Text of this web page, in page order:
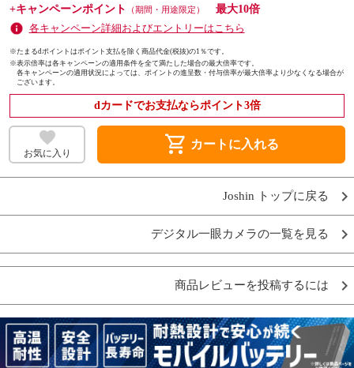
+キャンペーンポイント
（期間・用途限定）
最大10倍
各キャンペーン詳細およびエントリーはこちら
※たまるdポイントはポイント支払を除く商品代金(税抜)の1％です。
※表示倍率は各キャンペーンの適用条件を全て満たした場合の最大倍率です。
各キャンペーンの適用状況によっては、ポイントの進呈数・付与倍率が最大倍率より少なくなる場合が
ございます。
dカードでお支払ならポイント3倍
お気に入り shopping_cart カートに入れる
Joshin トップに戻る
デジタル一眼カメラの一覧を見る
商品レビューを投稿するには